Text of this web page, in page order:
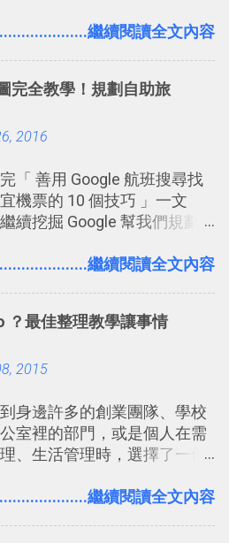
聊天中記錄重點。 3. 「 有彈性
同事可以在任何地方和公司
考： JANDI 高效率團隊通訊
3 新增 ： Sortd for Slack：
討論串介面變成專案任務排
庭相框 用照片來當小禮物 把照
好能不花時間、立即拿到、
好的印表機），又不想跑照
片的服務 ，而且價格不貴，
到，操作流程也十分簡單。
腦玩物分享過：「 不需買印
」。這篇文章則從印照片出
繼續閱讀全文內容
完全教學！規劃自助旅
2016
「 善用 Google 航班搜尋找
機票的 10 個技巧 」一文
續挖掘 Google 幫我們規劃
聊 Google 的「我的地圖」服
需求來說可以打造出一張一
「 台灣推薦空拍地點地圖
行路線！ Google 「我的地
自助旅行路線時可以解決許
外地點名稱地址常常難懂，
劃路線之外，自訂地圖還能補
繼續閱讀全文內容
？最佳整理教學讓事情
2015
身邊許多的創業團隊、學校
室裡的部門，或是個人在需
、生活管理時，選擇了一個
樣的管理工具，讓這麼多人都
繼續閱讀全文內容